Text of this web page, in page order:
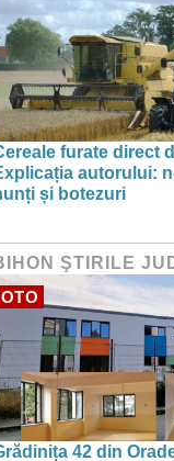
furate direct
autorului:
și botezuri
ŞTIRILE
42 din